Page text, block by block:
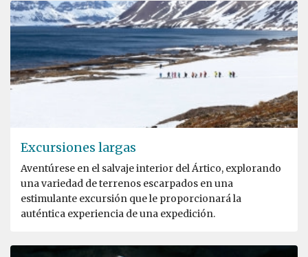
Excursiones largas
Aventúrese en el salvaje interior del Ártico, explorando
una variedad de terrenos escarpados en una
estimulante excursión que le proporcionará la
auténtica experiencia de una expedición.